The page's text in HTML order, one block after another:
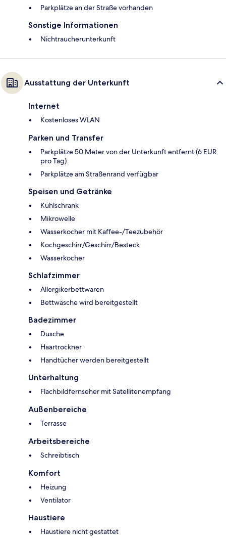
Parkplätze an der Straße vorhanden
Sonstige Informationen
Nichtraucherunterkunft
Ausstattung der Unterkunft
Internet
Kostenloses WLAN
Parken und Transfer
Parkplätze 50 Meter von der Unterkunft entfernt (6 EUR
pro Tag)
Parkplätze am Straßenrand verfügbar
Speisen und Getränke
Kühlschrank
Mikrowelle
Wasserkocher mit Kaffee-/Teezubehör
Kochgeschirr/Geschirr/Besteck
Wasserkocher
Schlafzimmer
Allergikerbettwaren
Bettwäsche wird bereitgestellt
Badezimmer
Dusche
Haartrockner
Handtücher werden bereitgestellt
Unterhaltung
Flachbildfernseher mit Satellitenempfang
Außenbereiche
Terrasse
Arbeitsbereiche
Schreibtisch
Komfort
Heizung
Ventilator
Haustiere
Haustiere nicht gestattet